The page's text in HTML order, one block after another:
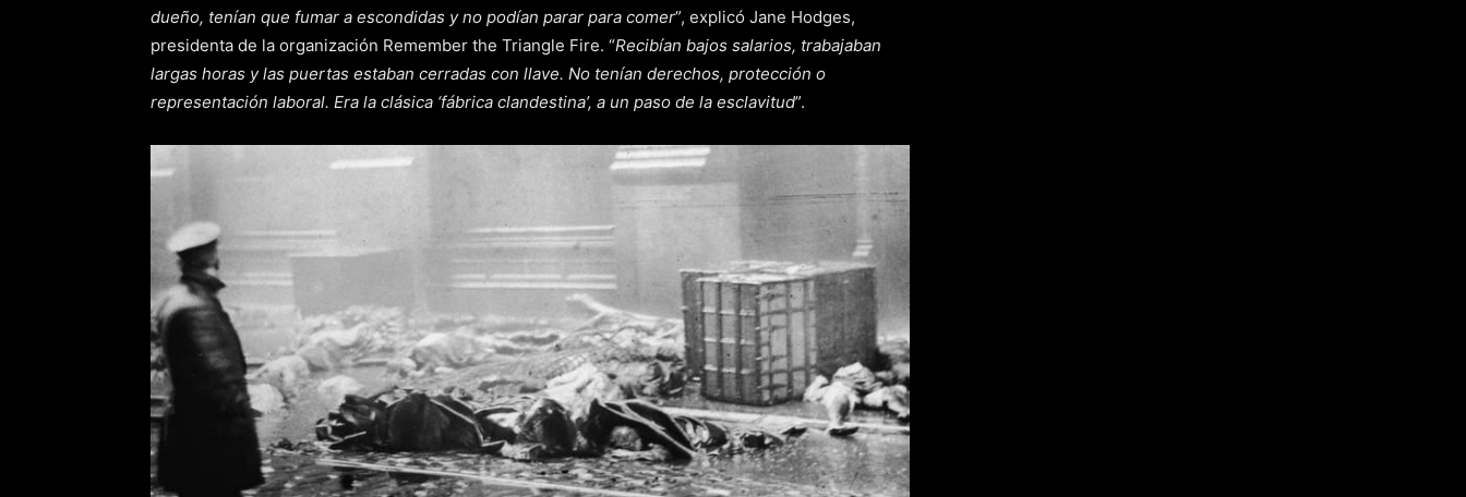
dueño, tenían que fumar a escondidas y no podían parar para comer”, explicó Jane Hodges,
presidenta de la organización Remember the Triangle Fire. “Recibían bajos salarios, trabajaban
largas horas y las puertas estaban cerradas con llave. No tenían derechos, protección o
representación laboral. Era la clásica ‘fábrica clandestina’, a un paso de la esclavitud”.